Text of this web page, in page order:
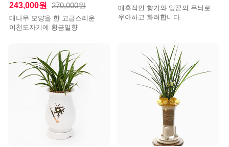
243,000원 270,000원
대나무 모양을 한 고급스러운
이천도자기에 황금일향
매혹적인 향기와 잎끝의 무늬로
우아하고 화려합니다.